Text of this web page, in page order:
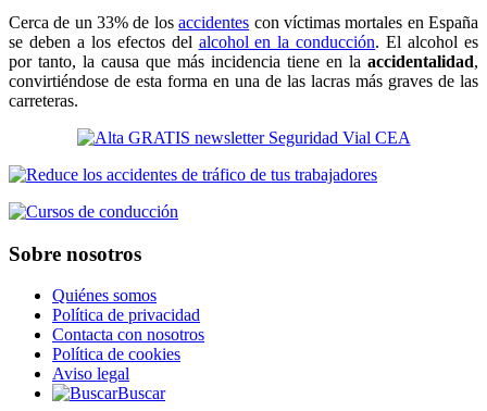
Cerca de un 33% de losaccidentes con víctimas mortales en España
se deben a los efectos del alcohol en la conducción. El alcohol es
por tanto, la causa que más incidencia tiene en la accidentalidad,
convirtiéndose de esta forma en una de las lacras más graves de las
carreteras.
Sobre nosotros
Quiénes somos
Política de privacidad
Contacta con nosotros
Política de cookies
Aviso legal
Buscar